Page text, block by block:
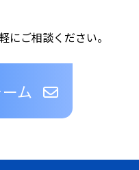
にご相談ください。
ム